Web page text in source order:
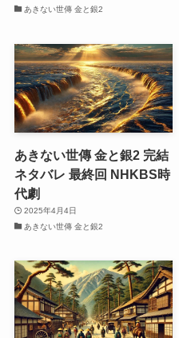
あきない世傳 金と銀2
あきない世傳 金と銀2 完結
ネタバレ 最終回 NHKBS時
代劇
2025年4月4日
あきない世傳 金と銀2